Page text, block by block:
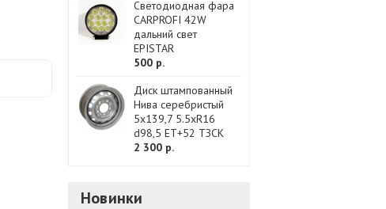
Светодиодная фара
CARPROFI 42W
дальний свет
EPISTAR
500 р.
Диск штампованный
Нива серебристый
5x139,7 5.5xR16
d98,5 ET+52 ТЗСК
2 300 р.
Новинки